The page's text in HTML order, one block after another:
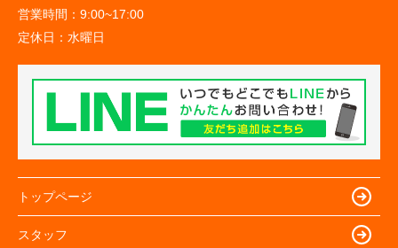
営業時間： 9:00~17:00
定休日： 水曜日
トップページ
スタッフ